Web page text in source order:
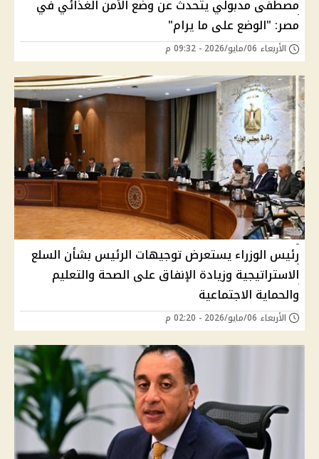
مصطفى مدبولي يتحدث عن وضع الأمن الغذائي في
مصر: "الوضع على ما يرام"
الأربعاء 06/مايو/2026 - 09:32 م
رئيس الوزراء يستعرض توجيهات الرئيس بشأن السلع
الاستراتيجية وزيادة الإنفاق على الصحة والتعليم
والحماية الاجتماعية
الأربعاء 06/مايو/2026 - 02:20 م